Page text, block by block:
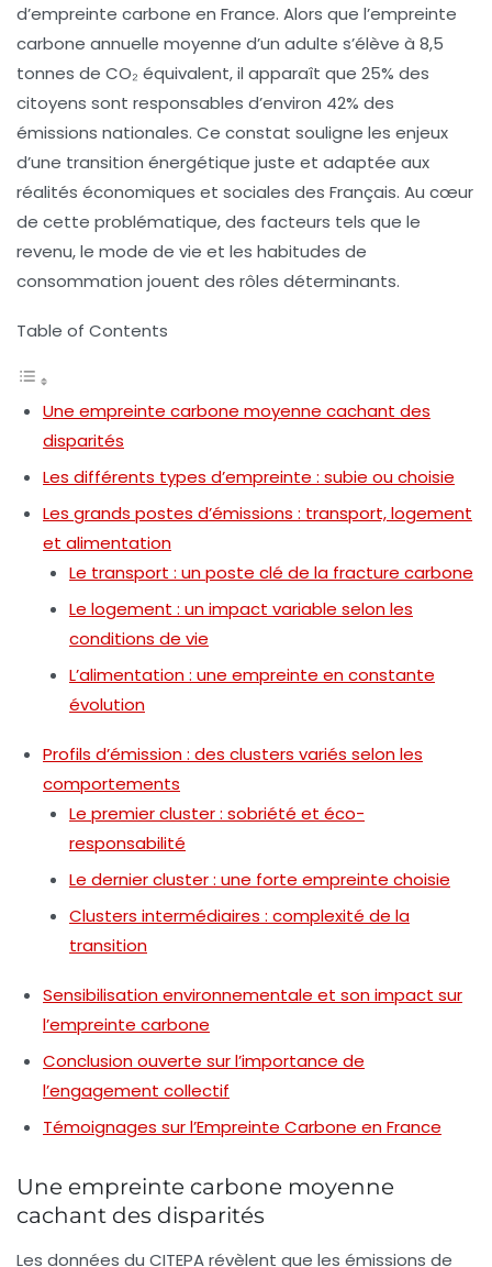
d’empreinte carbone en France. Alors que l’empreinte
carbone annuelle moyenne d’un adulte s’élève à 8,5
tonnes de CO₂ équivalent, il apparaît que 25% des
citoyens sont responsables d’environ 42% des
émissions nationales. Ce constat souligne les enjeux
d’une transition énergétique juste et adaptée aux
réalités économiques et sociales des Français. Au cœur
de cette problématique, des facteurs tels que le
revenu, le mode de vie et les habitudes de
consommation jouent des rôles déterminants.
Table of Contents
Une empreinte carbone moyenne cachant des
disparités
Les différents types d’empreinte : subie ou choisie
Les grands postes d’émissions : transport, logement
et alimentation
Le transport : un poste clé de la fracture carbone
Le logement : un impact variable selon les
conditions de vie
L’alimentation : une empreinte en constante
évolution
Profils d’émission : des clusters variés selon les
comportements
Le premier cluster : sobriété et éco-
responsabilité
Le dernier cluster : une forte empreinte choisie
Clusters intermédiaires : complexité de la
transition
Sensibilisation environnementale et son impact sur
l’empreinte carbone
Conclusion ouverte sur l’importance de
l’engagement collectif
Témoignages sur l’Empreinte Carbone en France
Une empreinte carbone moyenne
cachant des disparités
Les données du CITEPA révèlent que les émissions de